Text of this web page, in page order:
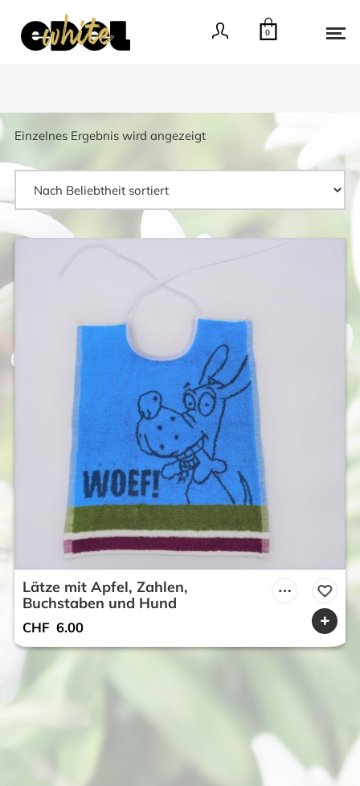
0
Einzelnes Ergebnis wird angezeigt
Lätze mit Apfel, Zahlen,
Buchstaben und Hund
CHF 6.00